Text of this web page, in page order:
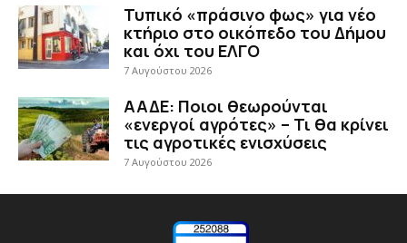
Τυπικό «πράσινο φως» για νέο
κτήριο στο οικόπεδο του Δήμου
και όχι του ΕΛΓΟ
7 Αυγούστου 2026
ΑΑΔΕ: Ποιοι θεωρούνται
«ενεργοί αγρότες» – Τι θα κρίνει
τις αγροτικές ενισχύσεις
7 Αυγούστου 2026